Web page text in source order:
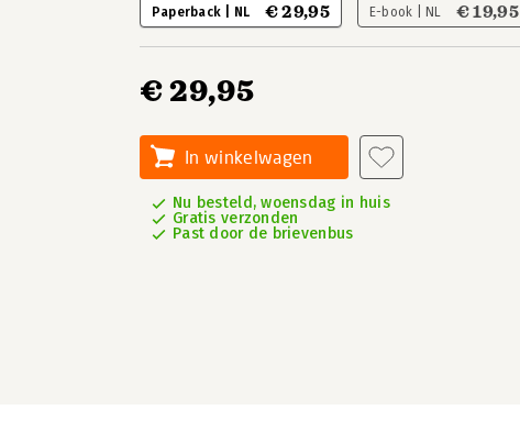
Paperback | NL € 29,95 E-book | NL € 19,95
€ 29,95
In winkelwagen
Nu besteld, woensdag in huis
Gratis verzonden
Past door de brievenbus